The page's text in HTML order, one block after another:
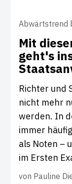
Abwärtstrend
Mit
geht's
Richter und
nicht mehr
werden. In
immer
als Noten –
im Ersten
von Pauline